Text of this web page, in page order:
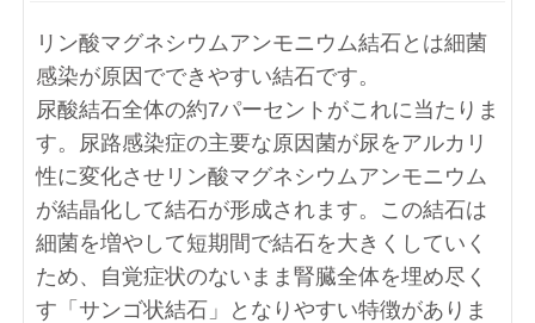
リン酸マグネシウムアンモニウム結石とは細菌
感染が原因でできやすい結石です。
尿酸結石全体の約7パーセントがこれに当たりま
す。尿路感染症の主要な原因菌が尿をアルカリ
性に変化させリン酸マグネシウムアンモニウム
が結晶化して結石が形成されます。この結石は
細菌を増やして短期間で結石を大きくしていく
ため、自覚症状のないまま腎臓全体を埋め尽く
す「サンゴ状結石」となりやすい特徴がありま